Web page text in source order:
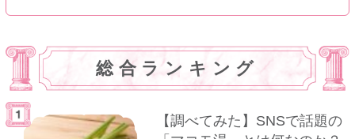
総合ランキング
【調べてみた】SNSで話題の